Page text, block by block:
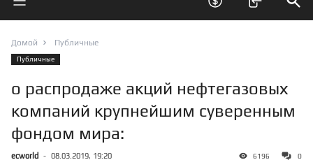
Открыть главное меню Открыть скрытые
Домой Публичные
Публичные
о распродаже акций нефтегазовых
компаний крупнейшим суверенным
фондом мира:
ecworld - 08.03.2019, 19:20 6196 0